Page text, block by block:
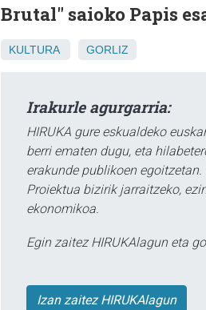
Brutal" saioko Papis
KULTURA GORLIZ
Irakurle agurgarria:
HIRUKA gure eskualdeko
berri ematen dugu, eta
erakunde publikoen
Proiektua bizirik jarraitzeko,
ekonomikoa.
Egin zaitez HIRUKAlagun eta
Izan zaitez HIRUKAlagun